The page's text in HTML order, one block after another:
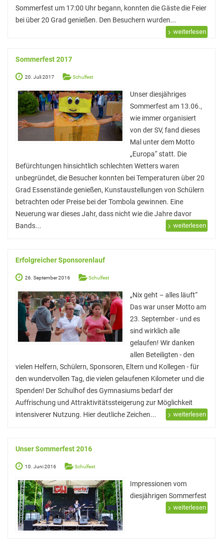
White Horse Theatre
AGs
Musik
Sport
Theater
Schülerbibliothek
Umwelt
Spanisch-AG
Projekte
Unser Schulhof
Schülerbibliothek und Selbstlernzentrum
VHS Minden am GymPW
Die Mensa
Musikpraxis
Fahrten
Fahrten innerhalb Deutschlands
Fahrten ins englischsprachige Ausland
Fahrten nach Frankreich
Fahrten nach Polen
Fahrten nach Israel
Auslandsaufenthalte
Ski-Freizeit
Sommerfest um 17:00 Uhr begann, konnten die Gäste die Feier
bei über 20 Grad genießen. Den Besuchern wurden...
weiterlesen
Sommerfest 2017
20. Juli 2017 Schulfest
Unser diesjähriges
Sommerfest am 13.06.,
wie immer organisiert
von der SV, fand dieses
Mal unter dem Motto
„Europa“ statt. Die
Befürchtungen hinsichtlich schlechten Wetters waren
unbegründet, die Besucher konnten bei Temperaturen über 20
Grad Essenstände genießen, Kunstaustellungen von Schülern
betrachten oder Preise bei der Tombola gewinnen. Eine
Neuerung war dieses Jahr, dass nicht wie die Jahre davor
Bands...
weiterlesen
Erfolgreicher Sponsorenlauf
26. September 2016 Schulfest
„Nix geht – alles läuft“
Das war unser Motto am
23. September - und es
sind wirklich alle
gelaufen! Wir danken
allen Beteiligten - den
vielen Helfern, Schülern, Sponsoren, Eltern und Kollegen - für
den wundervollen Tag, die vielen gelaufenen Kilometer und die
Spenden! Der Schulhof des Gymnasiums bedarf der
Auffrischung und Attraktivitätssteigerung zur Möglichkeit
intensiverer Nutzung. Hier deutliche Zeichen...
weiterlesen
Unser Sommerfest 2016
10. Juni 2016 Schulfest
Impressionen vom
diesjährigen Sommerfest
weiterlesen